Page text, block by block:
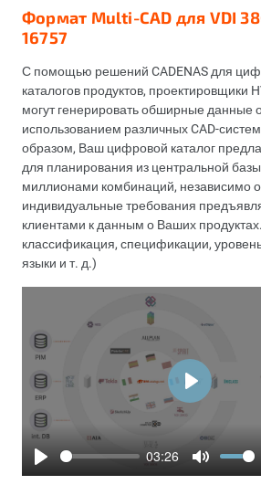
Формат Multi-CAD для VDI
16757
С помощью решений CADENAS для
каталогов продуктов, проектировщики
могут генерировать обширные данные
использованием различных CAD-
образом, Ваш цифровой каталог
для планирования из центральной
миллионами комбинаций, независимо
индивидуальные требования
клиентами к данным о Ваших
классификация, спецификации,
языки и т. д.)
Play
03:26
Mute
Play